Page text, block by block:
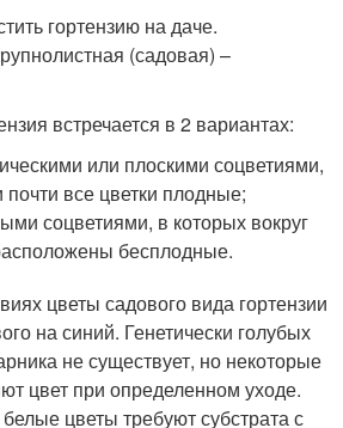
встречается в 2 вариантах:
или плоскими соцветиями,
все цветки плодные;
соцветиями, в которых вокруг
бесплодные.
цветы садового вида гортензии
на синий. Генетически голубых
не существует, но некоторые
цвет при определенном уходе.
цветы требуют субстрата с